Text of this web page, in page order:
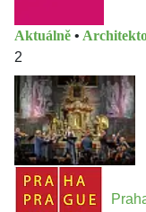
Aktuálně •
2